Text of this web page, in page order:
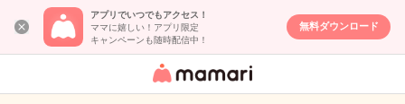
アプリでいつでもアクセス！
ママに嬉しい！アプリ限定
キャンペーンも随時配信中！
無料ダウンロード
女性専用匿名QA